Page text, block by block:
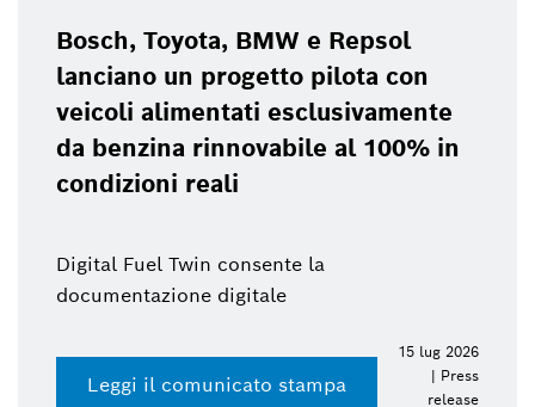
Bosch, Toyota, BMW e Repsol
lanciano un progetto pilota con
veicoli alimentati esclusivamente
da benzina rinnovabile al 100% in
condizioni reali
Digital Fuel Twin consente la
documentazione digitale
Leggi il comunicato stampa
15 lug 2026
| Press
release